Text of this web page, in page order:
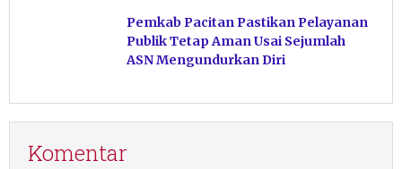
Pemkab Pacitan Pastikan Pelayanan
Publik Tetap Aman Usai Sejumlah
ASN Mengundurkan Diri
Komentar